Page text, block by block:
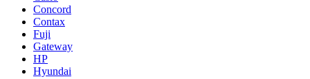
Concord
Contax
Fuji
Gateway
HP
Hyundai